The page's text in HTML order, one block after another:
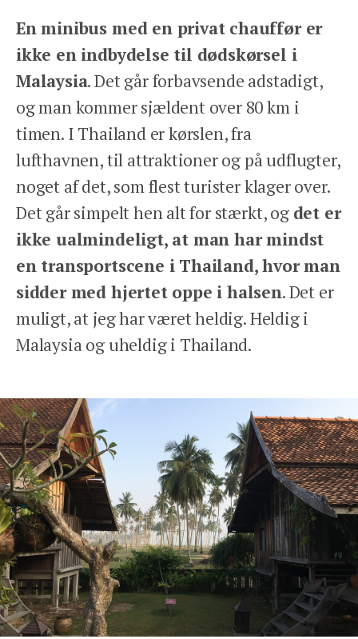
En minibus med en privat chauffør er
ikke en indbydelse til dødskørsel i
Malaysia. Det går forbavsende adstadigt,
og man kommer sjældent over 80 km i
timen. I Thailand er kørslen, fra
lufthavnen, til attraktioner og på udflugter,
noget af det, som flest turister klager over.
Det går simpelt hen alt for stærkt, og det er
ikke ualmindeligt, at man har mindst
en transportscene i Thailand, hvor man
sidder med hjertet oppe i halsen. Det er
muligt, at jeg har været heldig. Heldig i
Malaysia og uheldig i Thailand.